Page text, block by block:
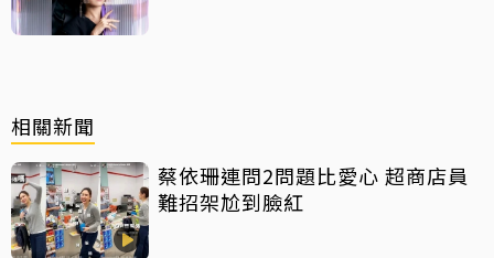
相關新聞
蔡依珊連問2問題比愛心 超商店員
難招架尬到臉紅